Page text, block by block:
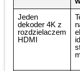
Jeden
dekoder 4K z
rozdzielaczem
HDMI